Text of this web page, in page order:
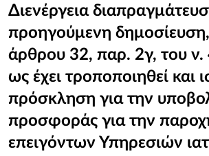
Οργανισμός
Νέα
Επικοινωνία
Διενέργεια
προηγούμενη
άρθρου 32, παρ. 2γ, του
ως έχει τροποποιηθεί και
πρόσκληση για την
προσφοράς για την
επειγόντων Υπηρεσιών